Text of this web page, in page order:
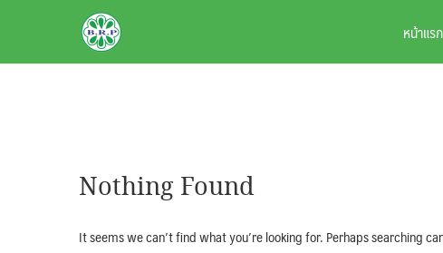
BRPAUTO.COM หน้าแรก
Nothing Found
It seems we can’t find what you’re looking for. Perhaps searching